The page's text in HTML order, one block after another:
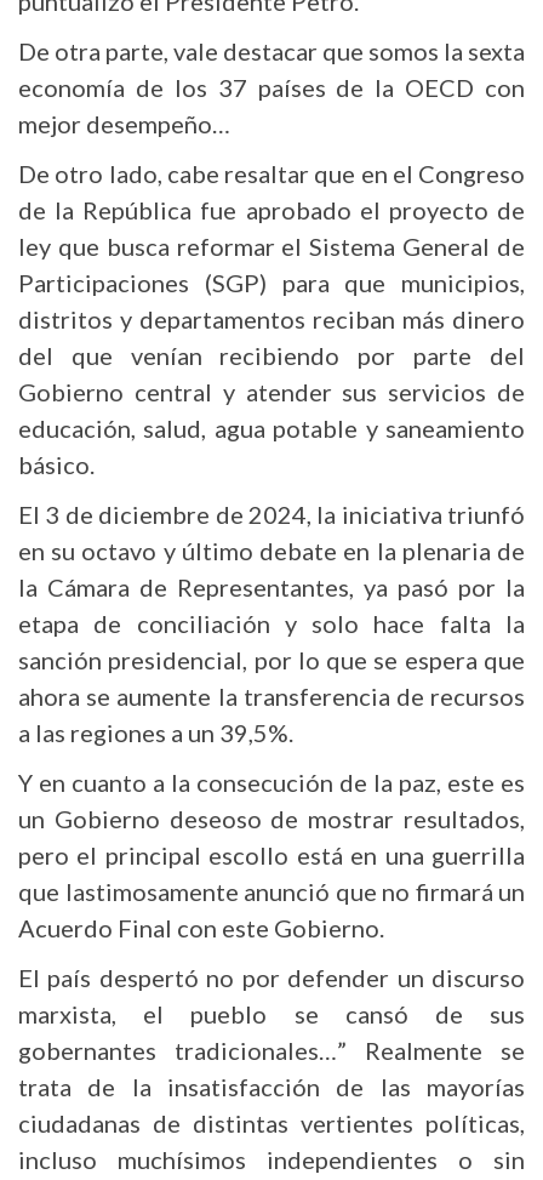
De otra parte, vale destacar que somos la sexta
economía de los 37 países de la OECD con
mejor desempeño…
De otro lado, cabe resaltar que en el Congreso
de la República fue aprobado el proyecto de
ley que busca reformar el Sistema General de
Participaciones (SGP) para que municipios,
distritos y departamentos reciban más dinero
del que venían recibiendo por parte del
Gobierno central y atender sus servicios de
educación, salud, agua potable y saneamiento
básico.
El 3 de diciembre de 2024, la iniciativa triunfó
en su octavo y último debate en la plenaria de
la Cámara de Representantes, ya pasó por la
etapa de conciliación y solo hace falta la
sanción presidencial, por lo que se espera que
ahora se aumente la transferencia de recursos
a las regiones a un 39,5%.
Y en cuanto a la consecución de la paz, este es
un Gobierno deseoso de mostrar resultados,
pero el principal escollo está en una guerrilla
que lastimosamente anunció que no firmará un
Acuerdo Final con este Gobierno.
El país despertó no por defender un discurso
marxista, el pueblo se cansó de sus
gobernantes tradicionales…” Realmente se
trata de la insatisfacción de las mayorías
ciudadanas de distintas vertientes políticas,
incluso muchísimos independientes o sin